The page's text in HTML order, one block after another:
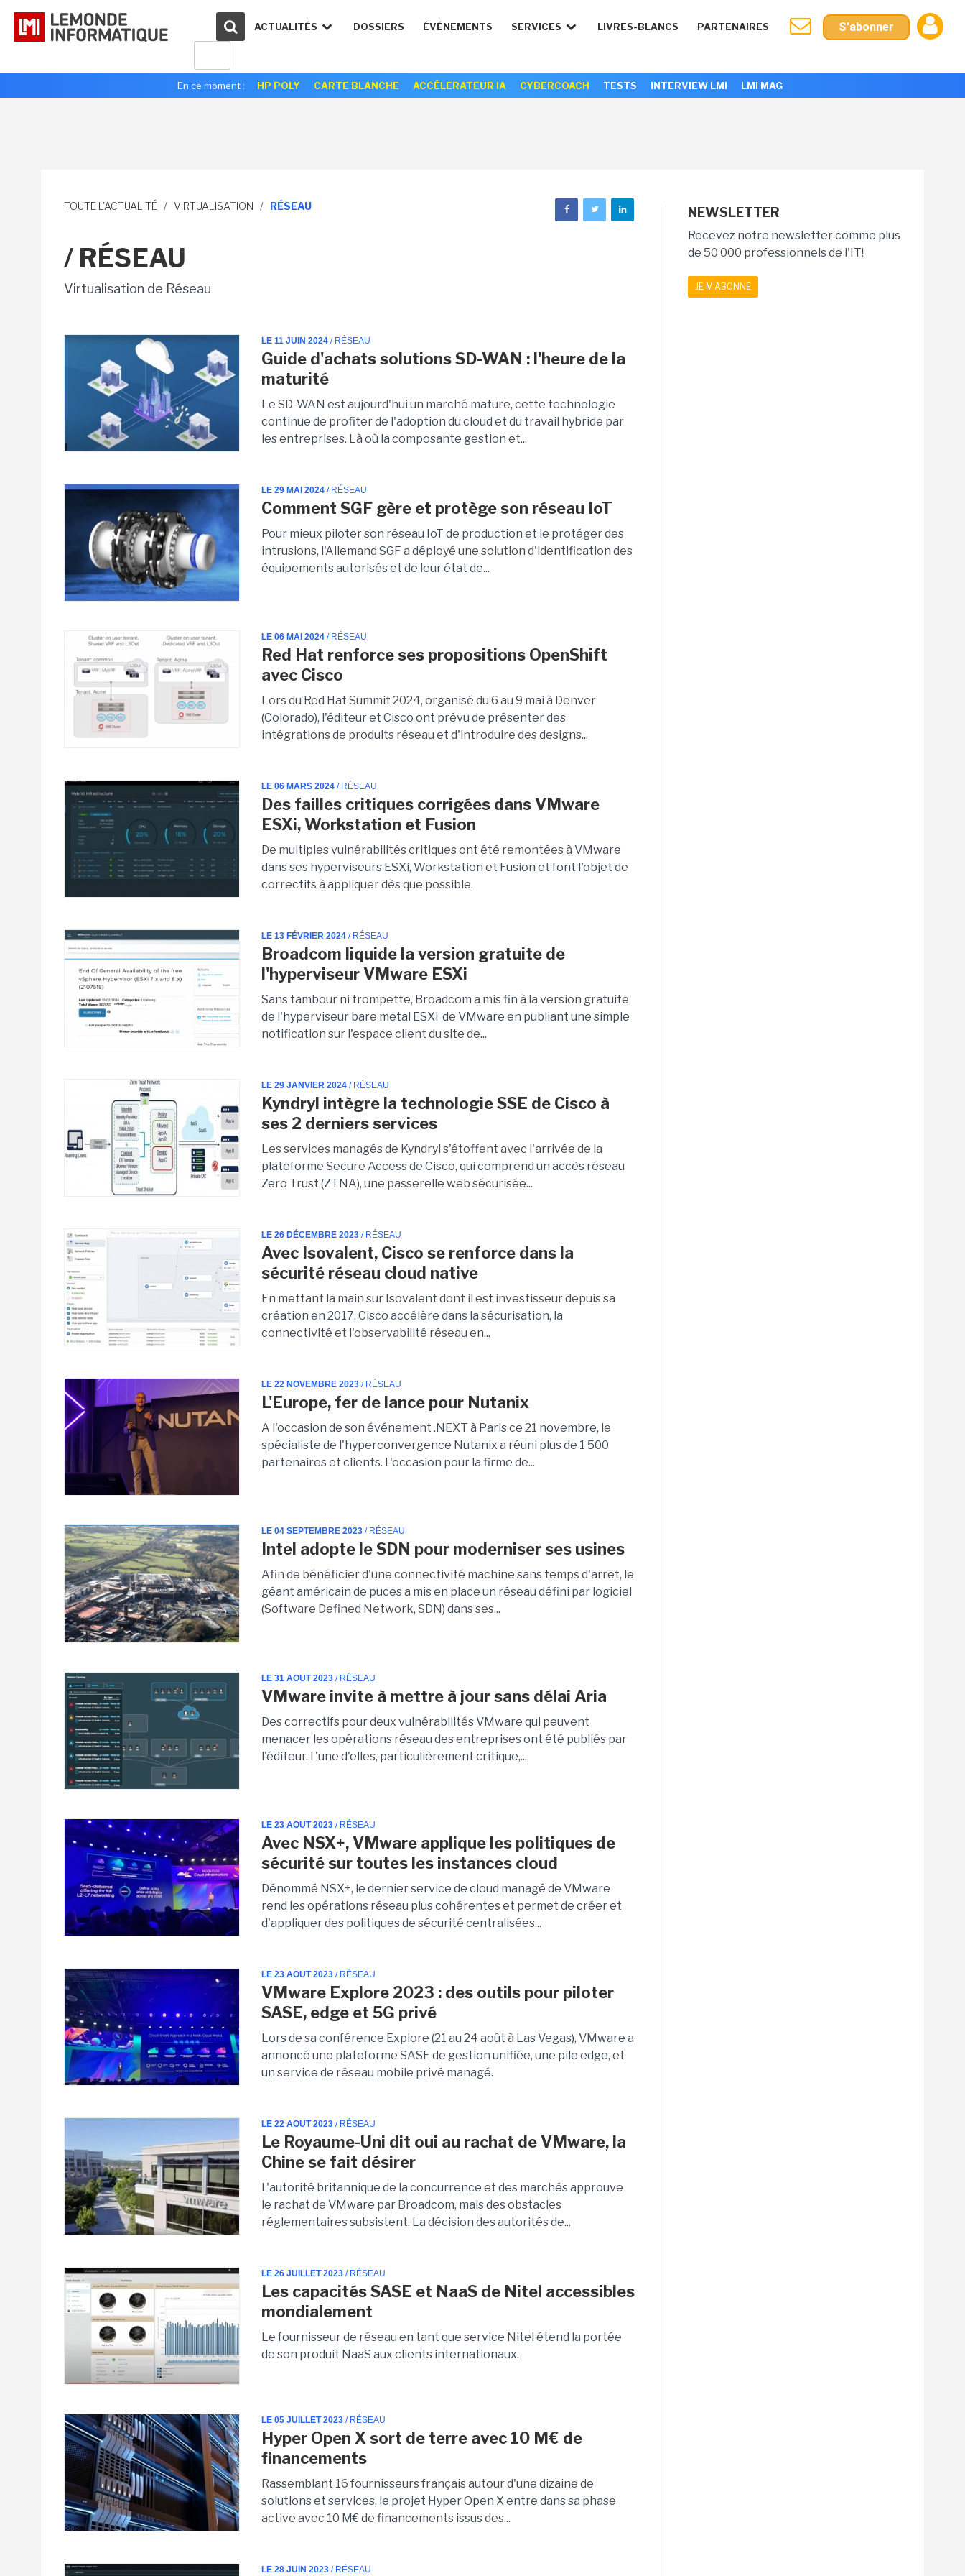
ACTUALITÉS DOSSIERS ÉVÉNEMENTS SERVICES LIVRES-BLANCS PARTENAIRES S'abonner
En ce moment : HP POLY CARTE BLANCHE ACCÉLERATEUR IA CYBERCOACH TESTS INTERVIEW LMI LMI MAG
TOUTE L'ACTUALITÉ / VIRTUALISATION / RÉSEAU
/ RÉSEAU
Virtualisation de Réseau
LE 11 JUIN 2024 / RÉSEAU
Guide d'achats solutions SD-WAN : l'heure de la
maturité
Le SD-WAN est aujourd'hui un marché mature, cette technologie
continue de profiter de l'adoption du cloud et du travail hybride par
les entreprises. Là où la composante gestion et...
LE 29 MAI 2024 / RÉSEAU
Comment SGF gère et protège son réseau IoT
Pour mieux piloter son réseau IoT de production et le protéger des
intrusions, l'Allemand SGF a déployé une solution d'identification des
équipements autorisés et de leur état de...
LE 06 MAI 2024 / RÉSEAU
Red Hat renforce ses propositions OpenShift
avec Cisco
Lors du Red Hat Summit 2024, organisé du 6 au 9 mai à Denver
(Colorado), l'éditeur et Cisco ont prévu de présenter des
intégrations de produits réseau et d'introduire des designs...
LE 06 MARS 2024 / RÉSEAU
Des failles critiques corrigées dans VMware
ESXi, Workstation et Fusion
De multiples vulnérabilités critiques ont été remontées à VMware
dans ses hyperviseurs ESXi, Workstation et Fusion et font l'objet de
correctifs à appliquer dès que possible.
LE 13 FÉVRIER 2024 / RÉSEAU
Broadcom liquide la version gratuite de
l'hyperviseur VMware ESXi
Sans tambour ni trompette, Broadcom a mis fin à la version gratuite
de l'hyperviseur bare metal ESXi de VMware en publiant une simple
notification sur l'espace client du site de...
LE 29 JANVIER 2024 / RÉSEAU
Kyndryl intègre la technologie SSE de Cisco à
ses 2 derniers services
Les services managés de Kyndryl s'étoffent avec l'arrivée de la
plateforme Secure Access de Cisco, qui comprend un accès réseau
Zero Trust (ZTNA), une passerelle web sécurisée...
LE 26 DÉCEMBRE 2023 / RÉSEAU
Avec Isovalent, Cisco se renforce dans la
sécurité réseau cloud native
En mettant la main sur Isovalent dont il est investisseur depuis sa
création en 2017, Cisco accélère dans la sécurisation, la
connectivité et l'observabilité réseau en...
LE 22 NOVEMBRE 2023 / RÉSEAU
L'Europe, fer de lance pour Nutanix
A l'occasion de son événement .NEXT à Paris ce 21 novembre, le
spécialiste de l'hyperconvergence Nutanix a réuni plus de 1 500
partenaires et clients. L'occasion pour la firme de...
LE 04 SEPTEMBRE 2023 / RÉSEAU
Intel adopte le SDN pour moderniser ses usines
Afin de bénéficier d'une connectivité machine sans temps d'arrêt, le
géant américain de puces a mis en place un réseau défini par logiciel
(Software Defined Network, SDN) dans ses...
LE 31 AOUT 2023 / RÉSEAU
VMware invite à mettre à jour sans délai Aria
Des correctifs pour deux vulnérabilités VMware qui peuvent
menacer les opérations réseau des entreprises ont été publiés par
l'éditeur. L'une d'elles, particulièrement critique,...
LE 23 AOUT 2023 / RÉSEAU
Avec NSX+, VMware applique les politiques de
sécurité sur toutes les instances cloud
Dénommé NSX+, le dernier service de cloud managé de VMware
rend les opérations réseau plus cohérentes et permet de créer et
d'appliquer des politiques de sécurité centralisées...
LE 23 AOUT 2023 / RÉSEAU
VMware Explore 2023 : des outils pour piloter
SASE, edge et 5G privé
Lors de sa conférence Explore (21 au 24 août à Las Vegas), VMware a
annoncé une plateforme SASE de gestion unifiée, une pile edge, et
un service de réseau mobile privé managé.
LE 22 AOUT 2023 / RÉSEAU
Le Royaume-Uni dit oui au rachat de VMware, la
Chine se fait désirer
L'autorité britannique de la concurrence et des marchés approuve
le rachat de VMware par Broadcom, mais des obstacles
réglementaires subsistent. La décision des autorités de...
LE 26 JUILLET 2023 / RÉSEAU
Les capacités SASE et NaaS de Nitel accessibles
mondialement
Le fournisseur de réseau en tant que service Nitel étend la portée
de son produit NaaS aux clients internationaux.
LE 05 JUILLET 2023 / RÉSEAU
Hyper Open X sort de terre avec 10 M€ de
financements
Rassemblant 16 fournisseurs français autour d'une dizaine de
solutions et services, le projet Hyper Open X entre dans sa phase
active avec 10 M€ de financements issus des...
LE 28 JUIN 2023 / RÉSEAU
NEWSLETTER
Recevez notre newsletter comme plus
de 50 000 professionnels de l'IT!
JE M'ABONNE